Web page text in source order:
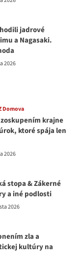
jadrové
a Nagasaki.
2026
Domova
krajne
ktoré spája len
2026
stopa & Zákerné
a iné podlosti
2026
zla a
kultúry na